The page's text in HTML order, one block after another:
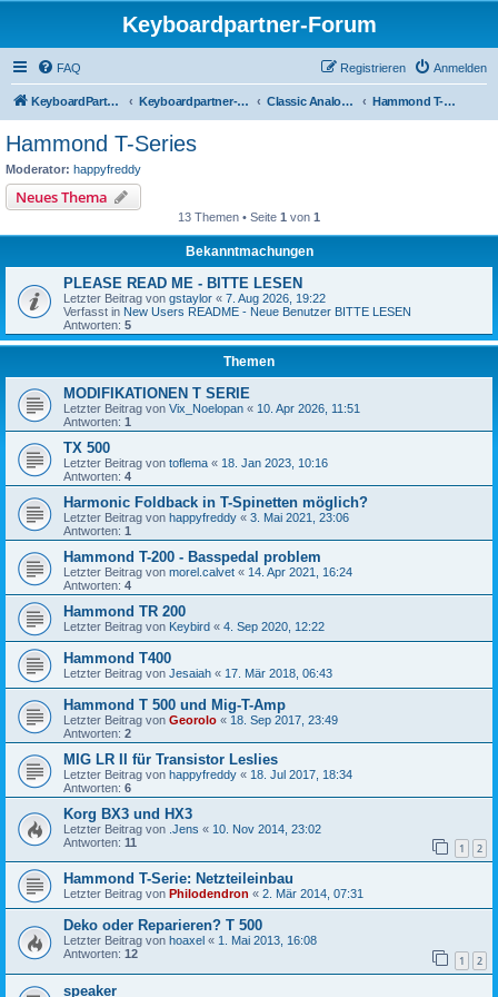
Keyboardpartner-Forum
FAQ Anmelden
Registrieren
KeyboardPartner Keyboardpartner-Forum Classic Analog Organs Hammond T-Series
Hammond T-Series
Moderator: happyfreddy
Neues Thema
13 Themen • Seite 1 von 1
Bekanntmachungen
PLEASE READ ME - BITTE LESEN
Letzter Beitrag von gstaylor « 7. Aug 2026, 19:22
Verfasst in New Users README - Neue Benutzer BITTE LESEN
Antworten: 5
Themen
MODIFIKATIONEN T SERIE
Letzter Beitrag von Vix_Noelopan « 10. Apr 2026, 11:51
Antworten: 1
TX 500
Letzter Beitrag von toflema « 18. Jan 2023, 10:16
Antworten: 4
Harmonic Foldback in T-Spinetten möglich?
Letzter Beitrag von happyfreddy « 3. Mai 2021, 23:06
Antworten: 1
Hammond T-200 - Basspedal problem
Letzter Beitrag von morel.calvet « 14. Apr 2021, 16:24
Antworten: 4
Hammond TR 200
Letzter Beitrag von Keybird « 4. Sep 2020, 12:22
Hammond T400
Letzter Beitrag von Jesaiah « 17. Mär 2018, 06:43
Hammond T 500 und Mig-T-Amp
Letzter Beitrag von Georolo « 18. Sep 2017, 23:49
Antworten: 2
MIG LR II für Transistor Leslies
Letzter Beitrag von happyfreddy « 18. Jul 2017, 18:34
Antworten: 6
Korg BX3 und HX3
Letzter Beitrag von .Jens « 10. Nov 2014, 23:02
Antworten: 11 1 2
Hammond T-Serie: Netzteileinbau
Letzter Beitrag von Philodendron « 2. Mär 2014, 07:31
Deko oder Reparieren? T 500
Letzter Beitrag von hoaxel « 1. Mai 2013, 16:08
Antworten: 12 1 2
speaker